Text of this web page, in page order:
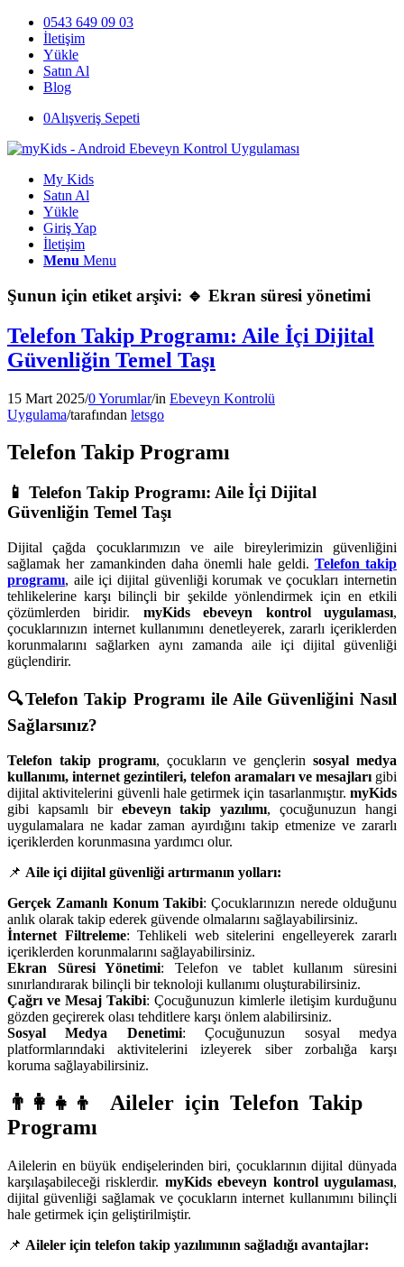
0543 649 09 03
İletişim
Yükle
Satın Al
Blog
0Alışveriş Sepeti
My Kids
Satın Al
Yükle
Giriş Yap
İletişim
Menu Menu
Şunun için etiket arşivi: 🔹 Ekran süresi yönetimi
Telefon Takip Programı: Aile İçi Dijital
Güvenliğin Temel Taşı
15 Mart 2025/0 Yorumlar/in Ebeveyn Kontrolü
Uygulama/tarafından letsgo
Telefon Takip Programı
📱 Telefon Takip Programı: Aile İçi Dijital
Güvenliğin Temel Taşı
Dijital çağda çocuklarımızın ve aile bireylerimizin güvenliğini
sağlamak her zamankinden daha önemli hale geldi. Telefon takip
programı, aile içi dijital güvenliği korumak ve çocukları internetin
tehlikelerine karşı bilinçli bir şekilde yönlendirmek için en etkili
çözümlerden biridir. myKids ebeveyn kontrol uygulaması,
çocuklarınızın internet kullanımını denetleyerek, zararlı içeriklerden
korunmalarını sağlarken aynı zamanda aile içi dijital güvenliği
güçlendirir.
🔍Telefon Takip Programı ile Aile Güvenliğini Nasıl
Sağlarsınız?
Telefon takip programı, çocukların ve gençlerinsosyal medya
kullanımı, internet gezintileri, telefon aramaları ve mesajları gibi
dijital aktivitelerini güvenli hale getirmek için tasarlanmıştır. myKids
gibi kapsamlı bir ebeveyn takip yazılımı, çocuğunuzun hangi
uygulamalara ne kadar zaman ayırdığını takip etmenize ve zararlı
içeriklerden korunmasına yardımcı olur.
📌 Aile içi dijital güvenliği artırmanın yolları:
Gerçek Zamanlı Konum Takibi: Çocuklarınızın nerede olduğunu
anlık olarak takip ederek güvende olmalarını sağlayabilirsiniz.
İnternet Filtreleme: Tehlikeli web sitelerini engelleyerek zararlı
içeriklerden korunmalarını sağlayabilirsiniz.
Ekran Süresi Yönetimi: Telefon ve tablet kullanım süresini
sınırlandırarak bilinçli bir teknoloji kullanımı oluşturabilirsiniz.
Çağrı ve Mesaj Takibi: Çocuğunuzun kimlerle iletişim kurduğunu
gözden geçirerek olası tehditlere karşı önlem alabilirsiniz.
Sosyal Medya Denetimi: Çocuğunuzun sosyal medya
platformlarındaki aktivitelerini izleyerek siber zorbalığa karşı
koruma sağlayabilirsiniz.
👨‍👩‍👧‍👦 Aileler için Telefon Takip
Programı
Ailelerin en büyük endişelerinden biri, çocuklarının dijital dünyada
karşılaşabileceği risklerdir. myKids ebeveyn kontrol uygulaması,
dijital güvenliği sağlamak ve çocukların internet kullanımını bilinçli
hale getirmek için geliştirilmiştir.
📌 Aileler için telefon takip yazılımının sağladığı avantajlar: